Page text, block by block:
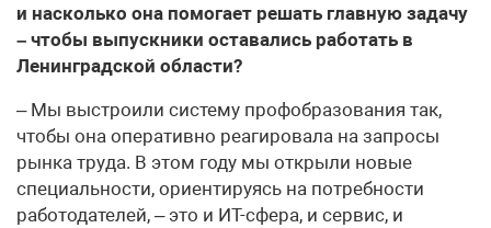
и насколько она помогает решать главную задачу
– чтобы выпускники оставались работать в
Ленинградской области?
– Мы выстроили систему профобразования так,
чтобы она оперативно реагировала на запросы
рынка труда. В этом году мы открыли новые
специальности, ориентируясь на потребности
работодателей, – это и ИТ-сфера, и сервис, и